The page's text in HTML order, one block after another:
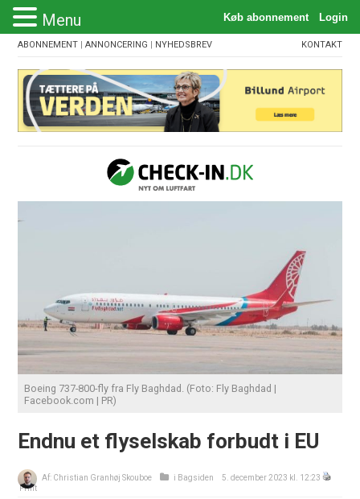
ABONNEMENT |ANNONCERING | NYHEDSBREV KONTAKT
Boeing 737-800-fly fra Fly Baghdad. (Foto: Fly Baghdad |
Facebook.com | PR)
Endnu et flyselskab forbudt i EU
Af: Christian Granhøj Skouboe i Bagsiden
5. december 2023 kl. 12:23
Print
Menu